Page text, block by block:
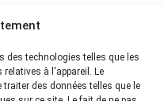
des technologies telles que les
à l'appareil. Le
des données telles que le
SOCIÉTÉ